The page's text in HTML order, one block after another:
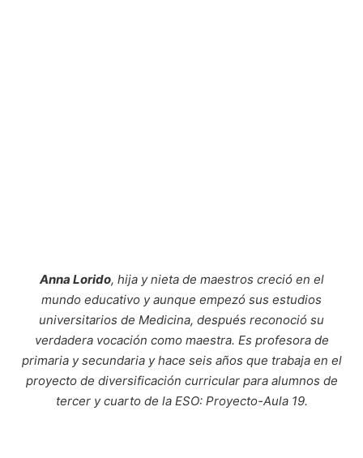
Anna Lorido, hija y nieta de maestros creció en el
mundo educativo y aunque empezó sus estudios
universitarios de Medicina, después reconoció su
verdadera vocación como maestra. Es profesora de
primaria y secundaria y hace seis años que trabaja en el
proyecto de diversificación curricular para alumnos de
tercer y cuarto de la ESO: Proyecto-Aula 19.